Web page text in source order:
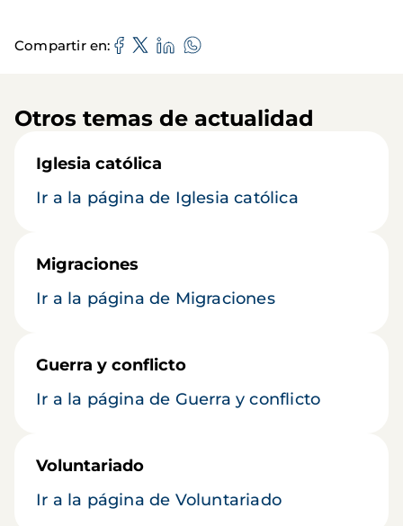
Compartir en
Otros temas de actualidad
Iglesia católica
Ir a la página de Iglesia católica
Migraciones
Ir a la página de Migraciones
Guerra y conflicto
Ir a la página de Guerra y conflicto
Voluntariado
Ir a la página de Voluntariado